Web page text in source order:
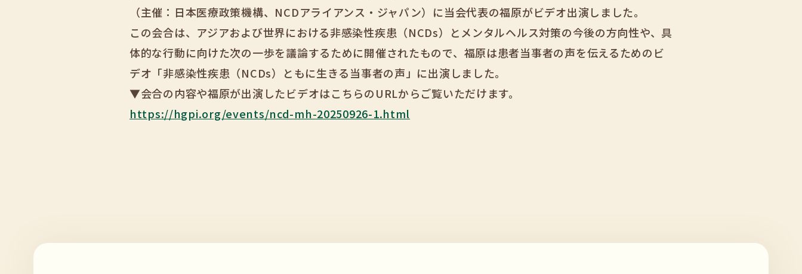
（主催：日本医療政策機構、NCDアライアンス・ジャパン）に当会代表の福原がビデオ出演しました。
この会合は、アジアおよび世界における非感染性疾患（NCDs）とメンタルヘルス対策の今後の方向性や、具
体的な行動に向けた次の一歩を議論するために開催されたもので、福原は患者当事者の声を伝えるためのビ
デオ「非感染性疾患（NCDs）ともに生きる当事者の声」に出演しました。
▼会合の内容や福原が出演したビデオはこちらのURLからご覧いただけます。
https://hgpi.org/events/ncd-mh-20250926-1.html